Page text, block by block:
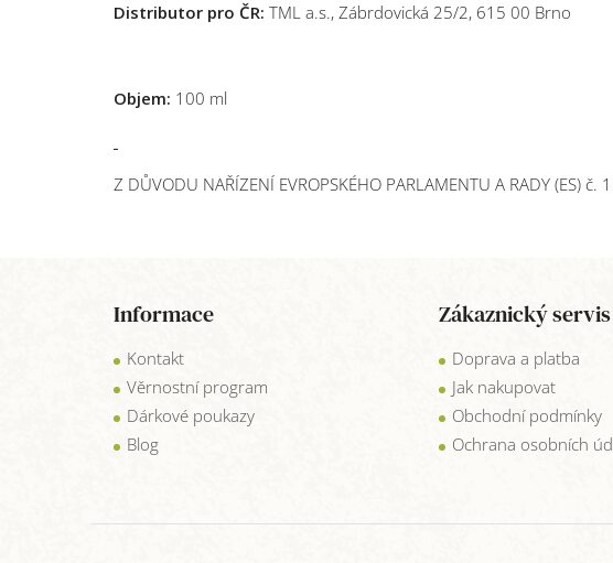
Distributor pro ČR: TML a.s., Zábrdovická 25/2, 615 00 Brno
Objem: 100 ml
Z DŮVODU NAŘÍZENÍ EVROPSKÉHO PARLAMENTU A RADY (ES)
Informace
Kontakt
Věrnostní program
Dárkové poukazy
Blog
Zákaznický servis
Doprava a platba
Jak nakupovat
Obchodní podmínky
Ochrana osobních